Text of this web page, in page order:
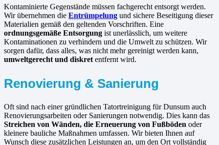
Kontaminierte Gegenstände müssen fachgerecht entsorgt werden.
Wir übernehmen die Entrümpelung und sichere Beseitigung dieser
Materialien gemäß den geltenden Vorschriften. Eine
ordnungsgemäße Entsorgung ist unerlässlich, um weitere
Kontaminationen zu verhindern und die Umwelt zu schützen. Wir
sorgen dafür, dass alles, was nicht mehr gereinigt werden kann,
umweltgerecht und diskret entfernt wird.
Renovierung & Sanierung
Oft sind nach einer gründlichen Tatortreinigung für Dunsum auch
Renovierungsarbeiten oder Sanierungen notwendig. Dies kann das
Streichen von Wänden, die Erneuerung von Fußböden oder
kleinere bauliche Maßnahmen umfassen. Wir bieten Ihnen auf
Wunsch diese zusätzlichen Leistungen an, um den Ort vollständig